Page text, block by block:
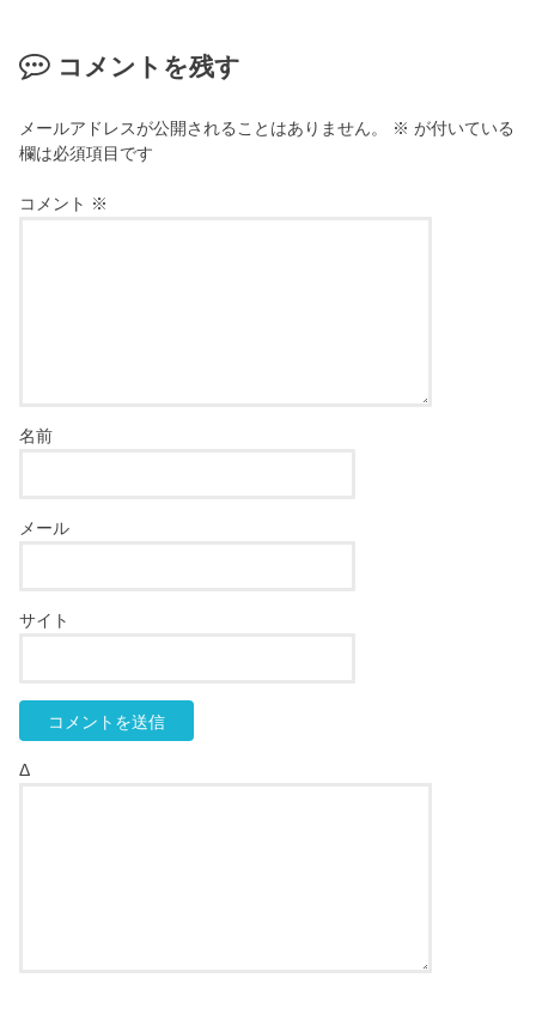
コメントを残す
メールアドレスが公開されることはありません。 ※ が付いている
欄は必須項目です
コメント ※
名前
メール
サイト
Δ